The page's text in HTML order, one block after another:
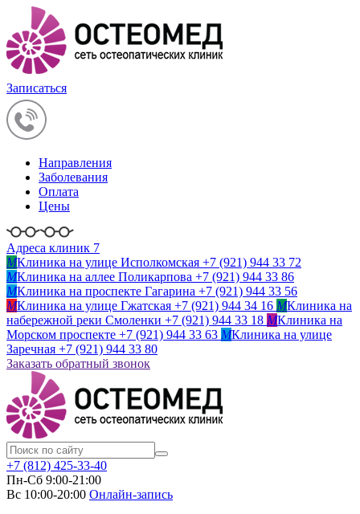
Записаться
Направления
Заболевания
Оплата
Цены
Адреса клиник 7
MКлиника на улице Исполкомская +7 (921) 944 33 72
MКлиника на аллее Поликарпова +7 (921) 944 33 86
MКлиника на проспекте Гагарина +7 (921) 944 33 56
MКлиника на улице Гжатская +7 (921) 944 34 16 MКлиника на
набережной реки Смоленки +7 (921) 944 33 18 MКлиника на
Морском проспекте +7 (921) 944 33 63 MКлиника на улице
Заречная +7 (921) 944 33 80
Заказать обратный звонок
+7 (812) 425-33-40
Пн-Сб 9:00-21:00
Вс 10:00-20:00 Онлайн-запись